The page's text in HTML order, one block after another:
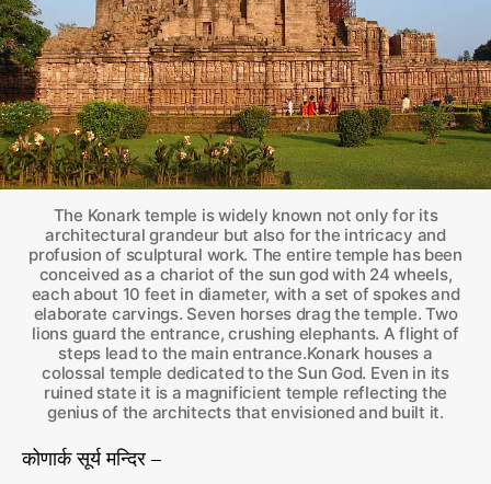
r
9
,
वि
दि
शा
की
The Konark temple is widely known not only for its
architectural grandeur but also for the intricacy and
profusion of sculptural work. The entire temple has been
conceived as a chariot of the sun god with 24 wheels,
each about 10 feet in diameter, with a set of spokes and
elaborate carvings. Seven horses drag the temple. Two
lions guard the entrance, crushing elephants. A flight of
steps lead to the main entrance.Konark houses a
colossal temple dedicated to the Sun God. Even in its
ruined state it is a magnificient temple reflecting the
genius of the architects that envisioned and built it.
कोणार्क सूर्य मन्दिर –